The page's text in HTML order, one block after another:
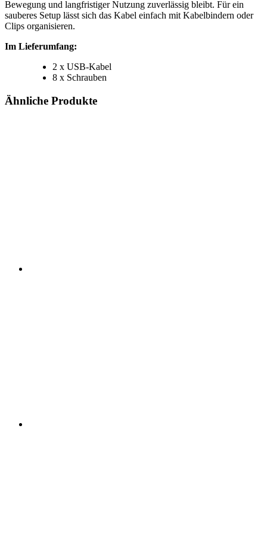
Bewegung und langfristiger Nutzung zuverlässig bleibt. Für ein
sauberes Setup lässt sich das Kabel einfach mit Kabelbindern oder
Clips organisieren.
Im Lieferumfang:
2 x USB-Kabel
8 x Schrauben
Ähnliche Produkte